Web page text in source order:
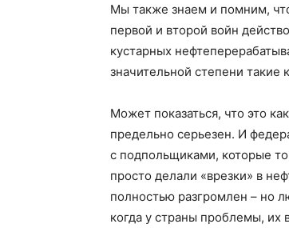
Мы также знаем и помним,
первой и второй войн
кустарных
значительной степени такие
Может показаться, что это
предельно серьезен. И
с подпольщиками, которые
просто делали «врезки» в
полностью разгромлен – но
когда у страны проблемы,